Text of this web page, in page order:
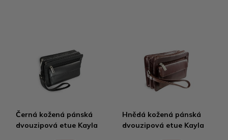
Černá kožená pánská
dvouzipová etue Kayla
Hnědá kožená pánská
dvouzipová etue Kayla